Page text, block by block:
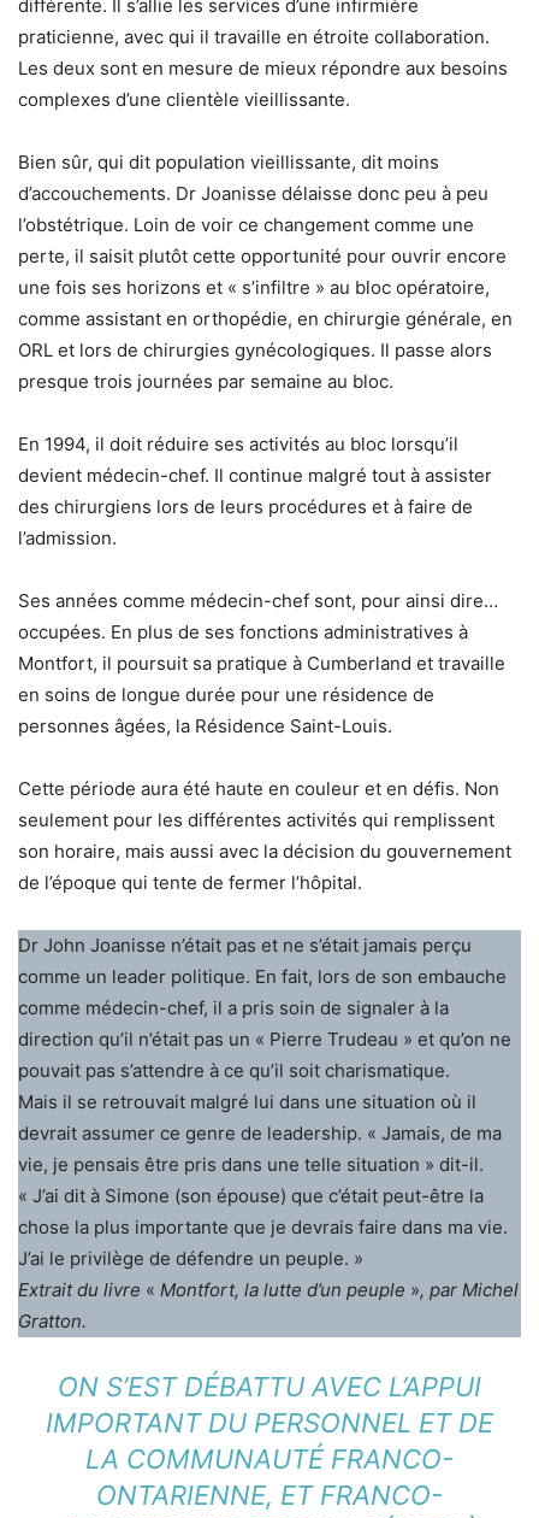
différente. Il s’allie les services d’une infirmière
praticienne, avec qui il travaille en étroite collaboration.
Les deux sont en mesure de mieux répondre aux besoins
complexes d’une clientèle vieillissante.
Bien sûr, qui dit population vieillissante, dit moins
d’accouchements. Dr Joanisse délaisse donc peu à peu
l’obstétrique. Loin de voir ce changement comme une
perte, il saisit plutôt cette opportunité pour ouvrir encore
une fois ses horizons et « s’infiltre » au bloc opératoire,
comme assistant en orthopédie, en chirurgie générale, en
ORL et lors de chirurgies gynécologiques. Il passe alors
presque trois journées par semaine au bloc.
En 1994, il doit réduire ses activités au bloc lorsqu’il
devient médecin-chef. Il continue malgré tout à assister
des chirurgiens lors de leurs procédures et à faire de
l’admission.
Ses années comme médecin-chef sont, pour ainsi dire…
occupées. En plus de ses fonctions administratives à
Montfort, il poursuit sa pratique à Cumberland et travaille
en soins de longue durée pour une résidence de
personnes âgées, la Résidence Saint-Louis.
Cette période aura été haute en couleur et en défis. Non
seulement pour les différentes activités qui remplissent
son horaire, mais aussi avec la décision du gouvernement
de l’époque qui tente de fermer l’hôpital.
Dr John Joanisse n’était pas et ne s’était jamais perçu
comme un leader politique. En fait, lors de son embauche
comme médecin-chef, il a pris soin de signaler à la
direction qu’il n’était pas un « Pierre Trudeau » et qu’on ne
pouvait pas s’attendre à ce qu’il soit charismatique.
Mais il se retrouvait malgré lui dans une situation où il
devrait assumer ce genre de leadership. « Jamais, de ma
vie, je pensais être pris dans une telle situation » dit-il.
« J’ai dit à Simone (son épouse) que c’était peut-être la
chose la plus importante que je devrais faire dans ma vie.
J’ai le privilège de défendre un peuple. »
Extrait du livre « Montfort, la lutte d’un peuple », par Michel
Gratton.
ON S’EST DÉBATTU AVEC L’APPUI
IMPORTANT DU PERSONNEL ET DE
LA COMMUNAUTÉ FRANCO-
ONTARIENNE, ET FRANCO-